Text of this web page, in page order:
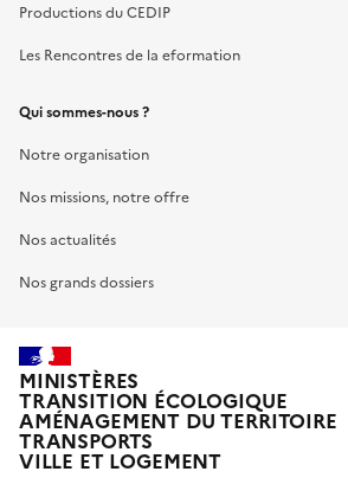
Productions du CEDIP
Les Rencontres de la eformation
Qui sommes-nous ?
Notre organisation
Nos missions, notre offre
Nos actualités
Nos grands dossiers
MINISTÈRES
TRANSITION ÉCOLOGIQUE
AMÉNAGEMENT DU TERRITOIRE
TRANSPORTS
VILLE ET LOGEMENT